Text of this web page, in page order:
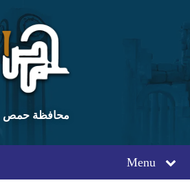
content
main
navigation
footer
محافظة حمص
Menu